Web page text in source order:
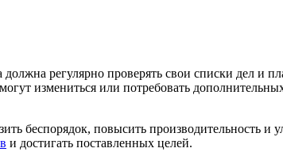
регулярно проверять свои списки дел и
измениться или потребовать
беспорядок, повысить производительность и
и достигать поставленных целей.